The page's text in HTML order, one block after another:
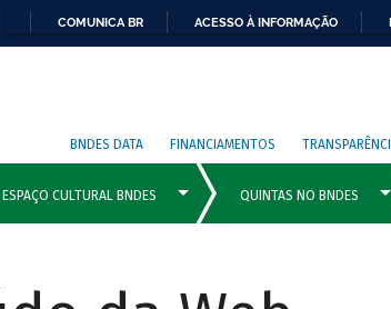
COMUNICA BR ACESSO À INFORMAÇÃO
BNDES DATA FINANCIAMENTOS